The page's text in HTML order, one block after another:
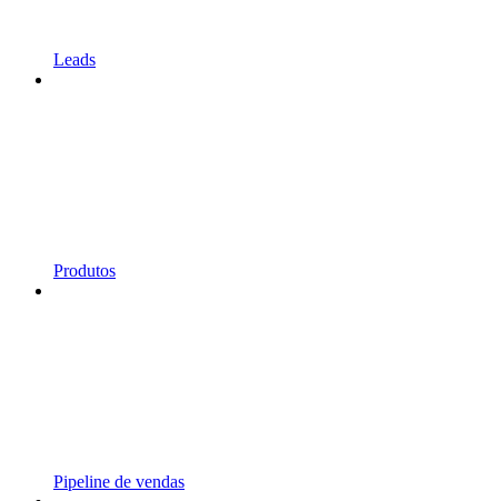
Leads
Produtos
Pipeline de vendas